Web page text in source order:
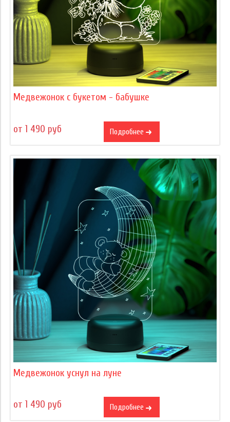
Медвежонок с букетом - бабушке
от 1 490 руб Подробнее
Медвежонок уснул на луне
от 1 490 руб Подробнее